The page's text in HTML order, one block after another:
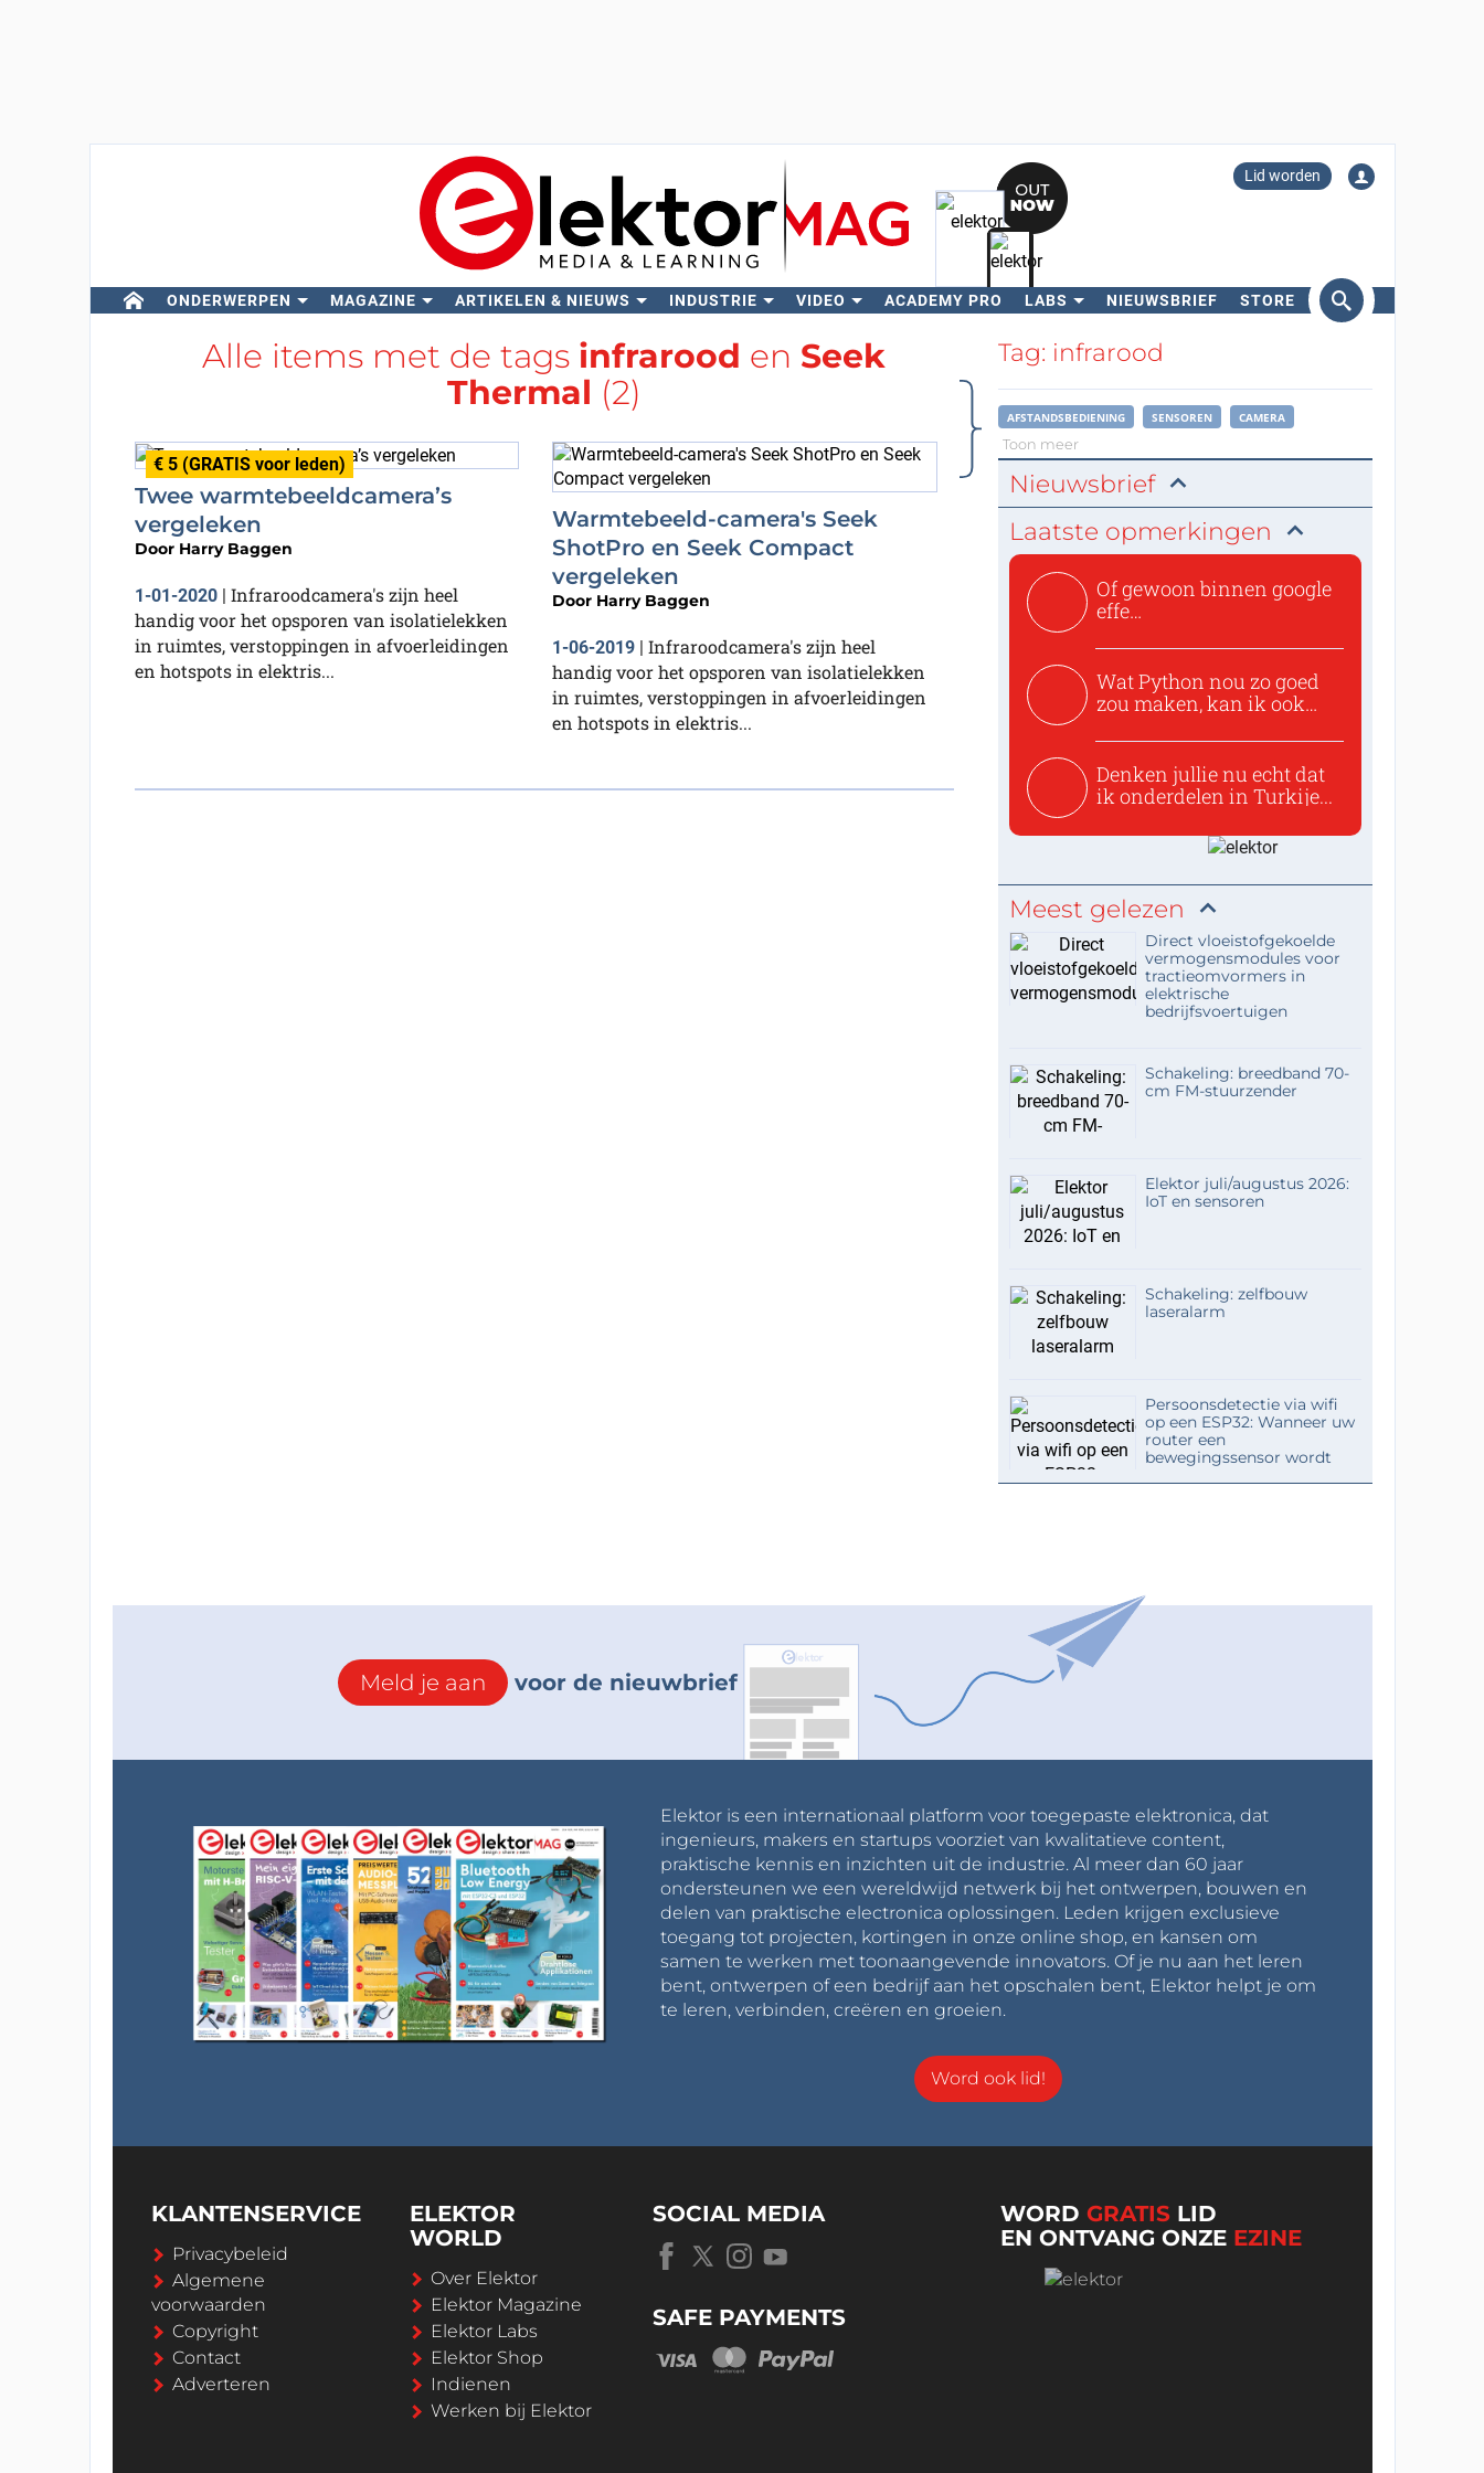
Lid worden
ONDERWERPEN MAGAZINE ARTIKELEN & NIEUWS INDUSTRIE VIDEO ACADEMY PRO LABS NIEUWSBRIEF STORE
Zoeken
Alle items met de tags infrarood en Seek
Thermal (2)
€ 5 (GRATIS voor leden)
Twee warmtebeeldcamera’s
vergeleken
Door Harry Baggen
1-01-2020| Infraroodcamera's zijn heel
handig voor het opsporen van isolatielekken
in ruimtes, verstoppingen in afvoerleidingen
en hotspots in elektris...
Warmtebeeld-camera's Seek
ShotPro en Seek Compact
vergeleken
Door Harry Baggen
1-06-2019 | Infraroodcamera's zijn heel
handig voor het opsporen van isolatielekken
in ruimtes, verstoppingen in afvoerleidingen
en hotspots in elektris...
Tag: infrarood
AFSTANDSBEDIENING SENSOREN CAMERA
Toon meer
Nieuwsbrief
Laatste opmerkingen
Of gewoon binnen google
effe
Wat Python nou zo goed
zou maken, kan ik ook
Denken jullie nu echt dat
ik onderdelen in Turkije...
Meest gelezen
Direct vloeistofgekoelde
vermogensmodules voor
tractieomvormers in
elektrische
bedrijfsvoertuigen
Schakeling: breedband 70-
cm FM-stuurzender
Elektor juli/augustus 2026:
IoT en sensoren
Schakeling: zelfbouw
laseralarm
Persoonsdetectie via wifi
op een ESP32: Wanneer uw
router een
bewegingssensor wordt
Meld je aan voor de nieuwbrief
Elektor is een internationaal platform voor toegepaste elektronica, dat
ingenieurs, makers en startups voorziet van kwalitatieve content,
praktische kennis en inzichten uit de industrie. Al meer dan 60 jaar
ondersteunen we een wereldwijd netwerk bij het ontwerpen, bouwen en
delen van praktische electronica oplossingen. Leden krijgen exclusieve
toegang tot projecten, kortingen in onze online shop, en kansen om
samen te werken met toonaangevende innovators. Of je nu aan het leren
bent, ontwerpen of een bedrijf aan het opschalen bent, Elektor helpt je om
te leren, verbinden, creëren en groeien.
Word ook lid!
KLANTENSERVICE
Privacybeleid
Algemene
voorwaarden
Copyright
Contact
Adverteren
ELEKTOR
WORLD
Over Elektor
Elektor Magazine
Elektor Labs
Elektor Shop
Indienen
Werken bij Elektor
SOCIAL MEDIA
SAFE PAYMENTS
WORDGRATIS LID
EN ONTVANG ONZE EZINE